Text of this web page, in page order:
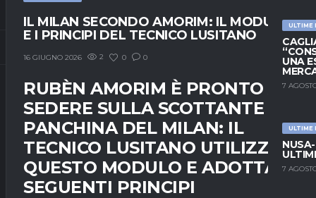
ULTIME
UNA
7
ULTIME
7
IL MILAN SECONDO AMORIM: IL MODULO
E I PRINCIPI DEL TECNICO LUSITANO
16 GIUGNO 2026 2 0 0
RUBÈN AMORIM È PRONTO A
SEDERE SULLA SCOTTANTE
PANCHINA DEL MILAN: IL
TECNICO LUSITANO UTILIZZA
QUESTO MODULO E ADOTTA I
SEGUENTI PRINCIPI